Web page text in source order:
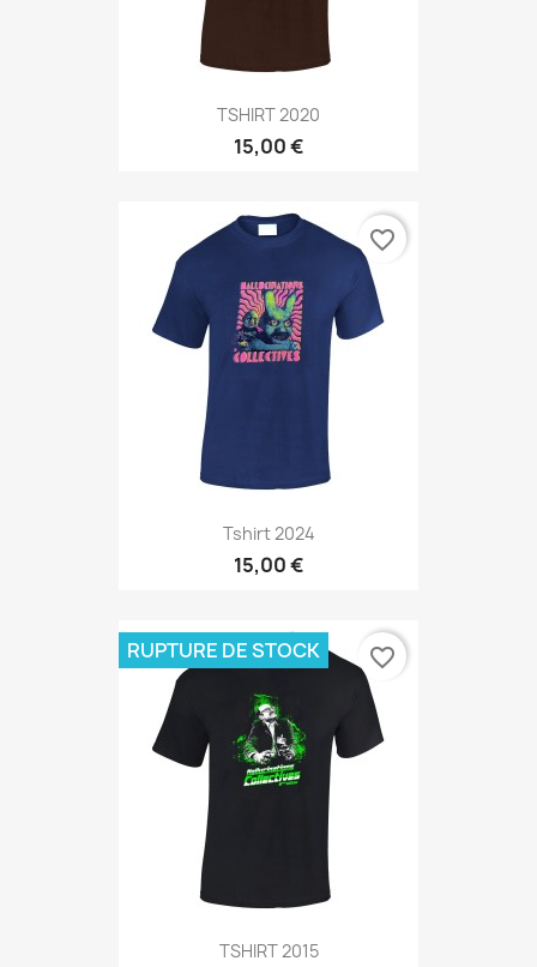
TSHIRT 2020
15,00 €
Tshirt 2024
15,00 €
favorite_border
TSHIRT 2015
RUPTURE DE STOCK favorite_border